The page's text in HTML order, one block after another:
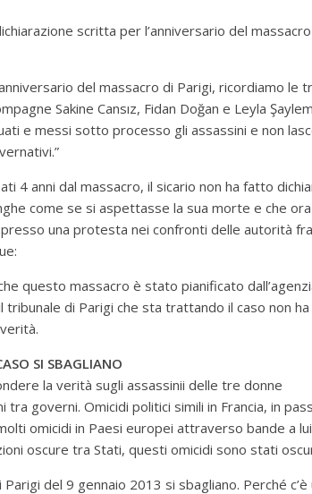
scritta per l’anniversario del
del massacro di Parigi, ricordiamo le
Sakine Cansız, Fidan Doğan e Leyla
e messi sotto processo gli assassini e non
4 anni dal massacro, il sicario non ha fatto
come se si aspettasse la sua morte e che
una protesta nei confronti delle autorità
questo massacro è stato pianificato
di Parigi che sta trattando il caso non ha
SI SBAGLIANO
la verità sugli assassinii delle tre donne
governi. Omicidi politici simili in Francia, in
omicidi in Paesi europei attraverso bande a lui
oscure tra Stati, questi omicidi sono stati
del 9 gennaio 2013 si sbagliano. Perché c’è